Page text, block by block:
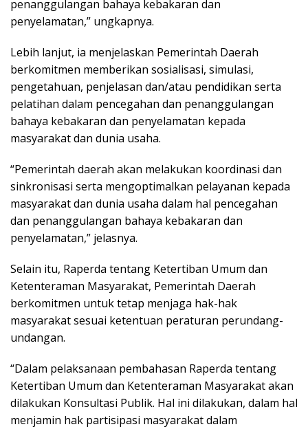
penanggulangan bahaya kebakaran dan
penyelamatan,” ungkapnya.
Lebih lanjut, ia menjelaskan Pemerintah Daerah
berkomitmen memberikan sosialisasi, simulasi,
pengetahuan, penjelasan dan/atau pendidikan serta
pelatihan dalam pencegahan dan penanggulangan
bahaya kebakaran dan penyelamatan kepada
masyarakat dan dunia usaha.
“Pemerintah daerah akan melakukan koordinasi dan
sinkronisasi serta mengoptimalkan pelayanan kepada
masyarakat dan dunia usaha dalam hal pencegahan
dan penanggulangan bahaya kebakaran dan
penyelamatan,” jelasnya.
Selain itu, Raperda tentang Ketertiban Umum dan
Ketenteraman Masyarakat, Pemerintah Daerah
berkomitmen untuk tetap menjaga hak-hak
masyarakat sesuai ketentuan peraturan perundang-
undangan.
“Dalam pelaksanaan pembahasan Raperda tentang
Ketertiban Umum dan Ketenteraman Masyarakat akan
dilakukan Konsultasi Publik. Hal ini dilakukan, dalam hal
menjamin hak partisipasi masyarakat dalam